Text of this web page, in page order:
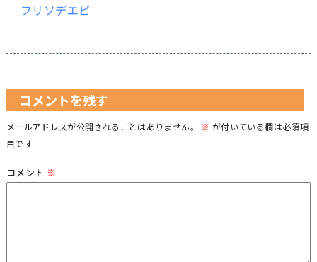
フリソデエビ
コメントを残す
メールアドレスが公開されることはありません。 ※ が付いている欄は必須項
目です
コメント ※